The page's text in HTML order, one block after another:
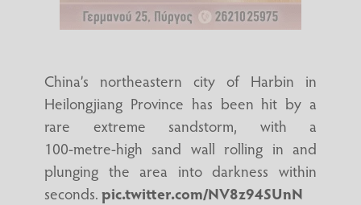
China’s northeastern city of Harbin in
Heilongjiang Province has been hit by a
rare extreme sandstorm, with a
100‑metre‑high sand wall rolling in and
plunging the area into darkness within
seconds.pic.twitter.com/NV8z94SUnN